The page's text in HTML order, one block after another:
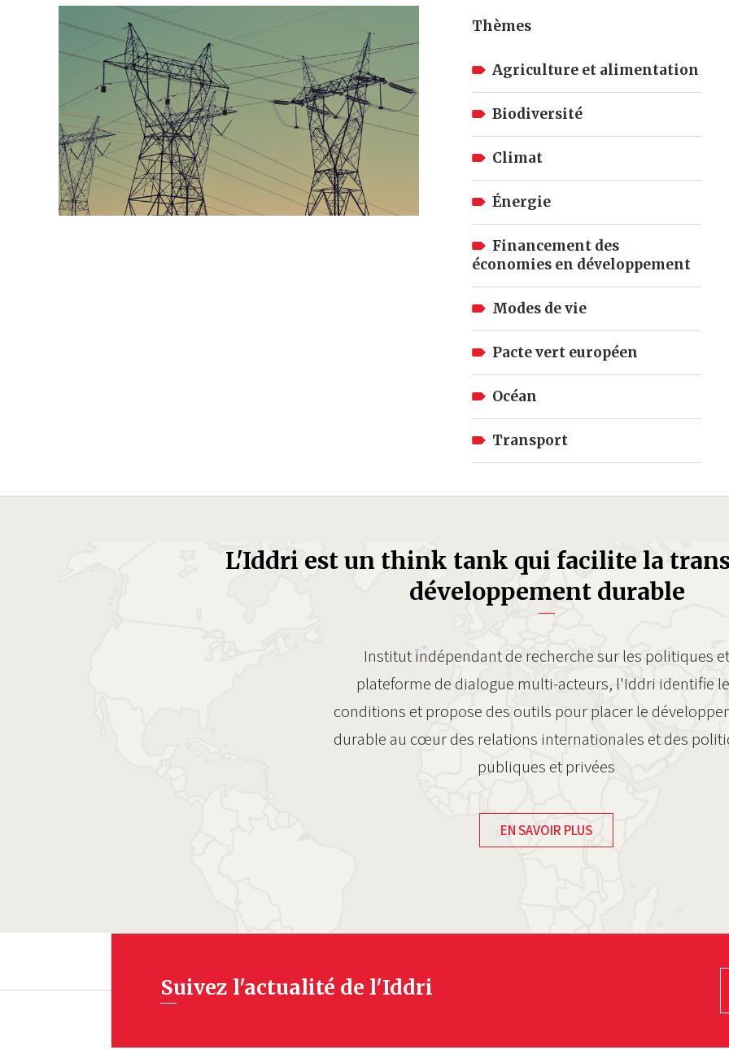
Thèmes
Agriculture et alimentation
Biodiversité
Climat
Énergie
Financement des
économies en développement
Modes de vie
Pacte vert européen
Océan
Transport
L'Iddri est un think tank qui facilite la
développement durable
Institut indépendant de recherche sur les politiques et
plateforme de dialogue multi-acteurs, l'Iddri identifie
conditions et propose des outils pour placer le
durable au cœur des relations internationales et des
publiques et privées
EN SAVOIR PLUS
Suivez l'actualité de l'Iddri